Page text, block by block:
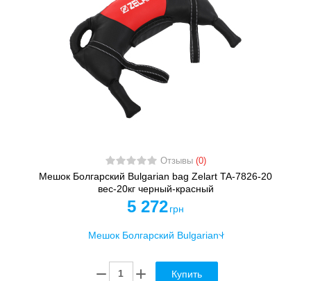
Отзывы (0)
Мешок Болгарский Bulgarian bag Zelart TA-7826-20
вес-20кг черный-красный
5 272 грн
Купить